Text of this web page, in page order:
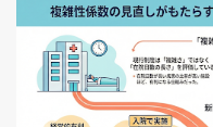
は、医業情報ダイジェスト
分析結果の一例は下のグラ
基に作成 ※救急救命士の人
計。人数が0人の施設は集
う？、あの施設は何人だろ